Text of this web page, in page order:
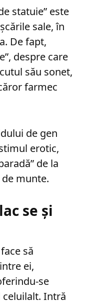
statuie” este
sale, în
De fapt,
despre care
său sonet,
farmec
de gen
erotic,
de la
munte.
se și
să
ei,
se
Intră